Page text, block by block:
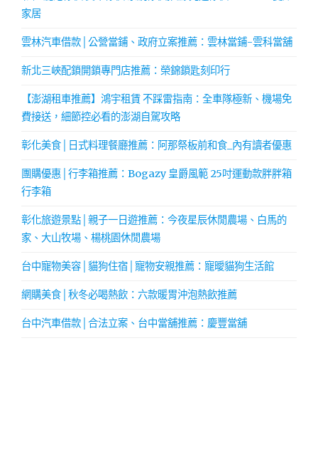
家居
雲林汽車借款│公營當鋪、政府立案推薦：雲林當鋪-雲科當舖
新北三峽配鎖開鎖專門店推薦：榮錦鎖匙刻印行
【澎湖租車推薦】鴻宇租賃 不踩雷指南：全車隊極新、機場免
費接送，細節控必看的澎湖自駕攻略
彰化美食│日式料理餐廳推薦：阿那祭板前和食_內有讀者優惠
團購優惠│行李箱推薦：Bogazy 皇爵風範 25吋運動款胖胖箱
行李箱
彰化旅遊景點│親子一日遊推薦：今夜星辰休閒農場、白馬的
家、大山牧場、楊桃園休閒農場
台中寵物美容│貓狗住宿│寵物安親推薦：寵曖貓狗生活館
網購美食│秋冬必喝熱飲：六款暖胃沖泡熱飲推薦
台中汽車借款│合法立案、台中當舖推薦：慶豐當舖